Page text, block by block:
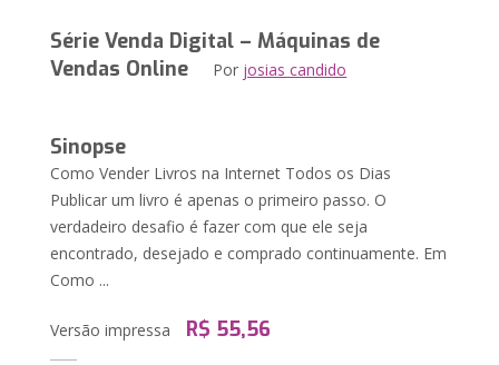
Série Venda Digital – Máquinas de
Vendas Online Por josias candido
Sinopse
Como Vender Livros na Internet Todos os Dias
Publicar um livro é apenas o primeiro passo. O
verdadeiro desafio é fazer com que ele seja
encontrado, desejado e comprado continuamente. Em
Como ...
Versão impressa R$ 55,56